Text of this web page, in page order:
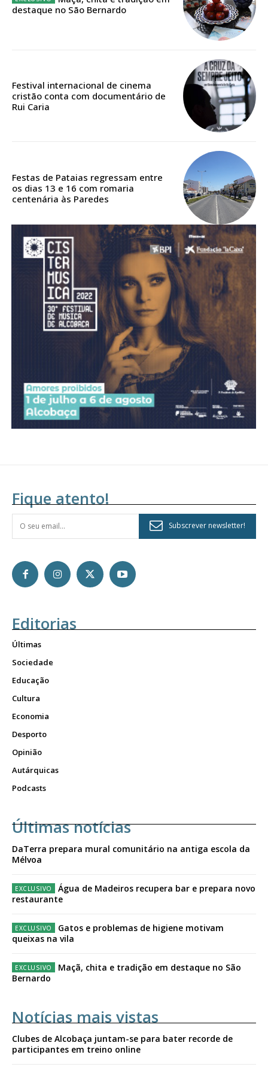
ASSINATURA
DIGITAL ANUAL
12 meses
Ofertas para assinatura anual
destaque no São Bernardo
Festival internacional de cinema
cristão conta com documentário de
Rui Caria
Festas de Pataias regressam entre
os dias 13 e 16 com romaria
centenária às Paredes
Fique atento!
Subscrever newsletter!
Editorias
Últimas
Sociedade
Educação
Cultura
Economia
Desporto
Opinião
Autárquicas
Podcasts
Últimas notícias
DaTerra prepara mural comunitário na antiga escola da
Mélvoa
Água de Madeiros recupera bar e prepara novo
restaurante
Gatos e problemas de higiene motivam
queixas na vila
Maçã, chita e tradição em destaque no São
Bernardo
Notícias mais vistas
Clubes de Alcobaça juntam-se para bater recorde de
participantes em treino online